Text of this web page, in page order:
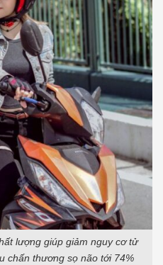
lượng giúp giảm nguy cơ tử
chấn thương sọ não tới 74%